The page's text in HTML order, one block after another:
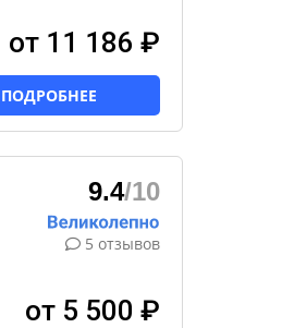
от 11 186 ₽
ПОДРОБНЕЕ
9.4/10
5 отзывов
от 5 500 ₽